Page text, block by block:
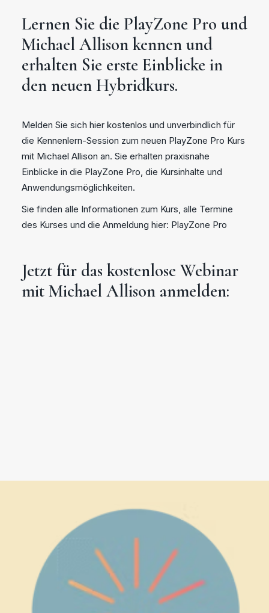
Lernen Sie die PlayZone Pro und
Michael Allison kennen und
erhalten Sie erste Einblicke in
den neuen Hybridkurs.
Melden Sie sich hier kostenlos und unverbindlich für
die Kennenlern-Session zum neuen PlayZone Pro Kurs
mit Michael Allison an. Sie erhalten praxisnahe
Einblicke in die PlayZone Pro, die Kursinhalte und
Anwendungsmöglichkeiten.
Sie finden alle Informationen zum Kurs, alle Termine
des Kurses und die Anmeldung hier: PlayZone Pro
Jetzt für das kostenlose Webinar
mit Michael Allison anmelden: